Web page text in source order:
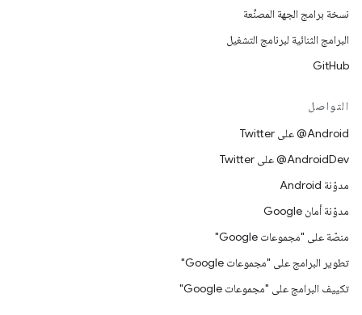
نسخة برامج الجهة المصنِّعة
البرامج الثنائية لبرنامج التشغيل
GitHub
التواصل
‎@Android على Twitter
‎@AndroidDev على Twitter
مدوّنة Android
مدوّنة أمان Google
منصّة على "مجموعات Google"
تطوير البرامج على "مجموعات Google"
تكييف البرامج على "مجموعات Google"